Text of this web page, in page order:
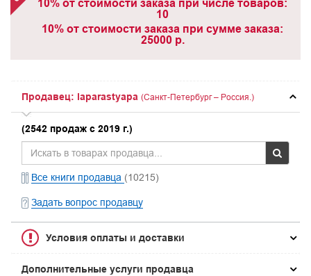
10% от стоимости заказа при числе товаров:
10
10% от стоимости заказа при сумме заказа:
25000 р.
Продавец: laparastyapa (Санкт-Петербург – Россия.)
(2542 продаж с 2019 г.)
Все книги продавца (10215)
Задать вопрос продавцу
Условия оплаты и доставки
Дополнительные услуги продавца